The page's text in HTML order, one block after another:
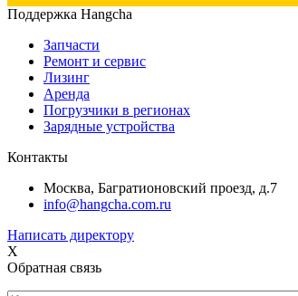
Поддержка Hangcha
Запчасти
Ремонт и сервис
Лизинг
Аренда
Погрузчики в регионах
Зарядные устройства
Контакты
Москва, Багратионовский проезд, д.7
info@hangcha.com.ru
Написать директору
X
Обратная связь